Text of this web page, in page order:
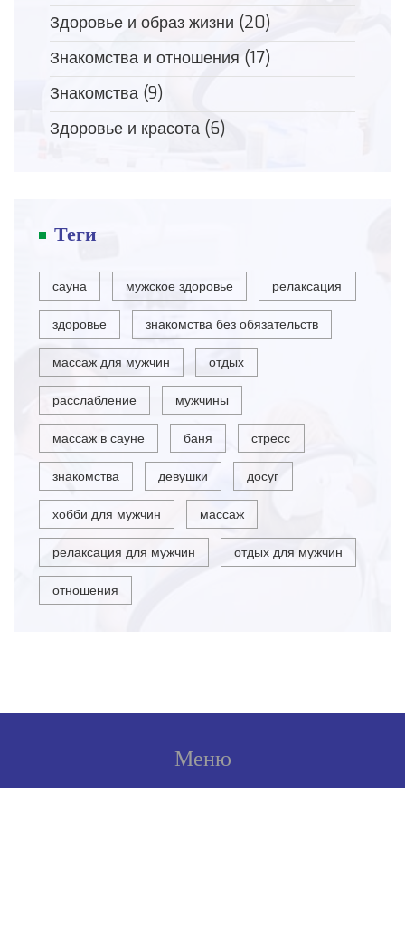
Здоровье и образ жизни (20)
Знакомства и отношения (17)
Знакомства (9)
Здоровье и красота (6)
Теги
сауна мужское здоровье релаксация
здоровье знакомства без обязательств
массаж для мужчин отдых
расслабление мужчины
массаж в сауне баня стресс
знакомства девушки досуг
хобби для мужчин массаж
релаксация для мужчин отдых для мужчин
отношения
Меню
О нас